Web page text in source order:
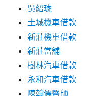
吳紹琥
土城機車借款
新莊機車借款
新莊當舖
樹林汽車借款
永和汽車借款
陳翰儒醫師